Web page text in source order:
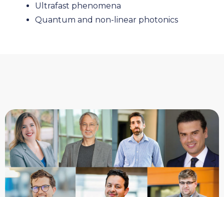
Ultrafast phenomena
Quantum and non-linear photonics